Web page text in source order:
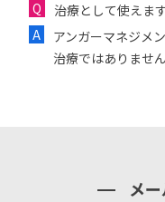
治療として使えま
アンガーマネジメ
治療ではありませ
メ